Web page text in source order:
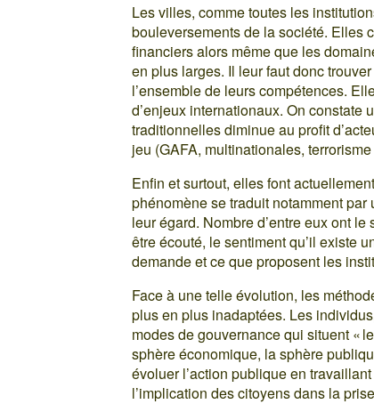
Les villes, comme toutes les
bouleversements de la société. Elles
financiers alors même que les
en plus larges. Il leur faut donc
l’ensemble de leurs compétences.
d’enjeux internationaux. On
traditionnelles diminue au profit
jeu (GAFA, multinationales, terrorisme
Enfin et surtout, elles font
phénomène se traduit notamment
leur égard. Nombre d’entre eux ont
être écouté, le sentiment qu’il existe
demande et ce que proposent les
Face à une telle évolution, les
plus en plus inadaptées. Les
modes de gouvernance qui situent «
sphère économique, la sphère
évoluer l’action publique en
l’implication des citoyens dans la